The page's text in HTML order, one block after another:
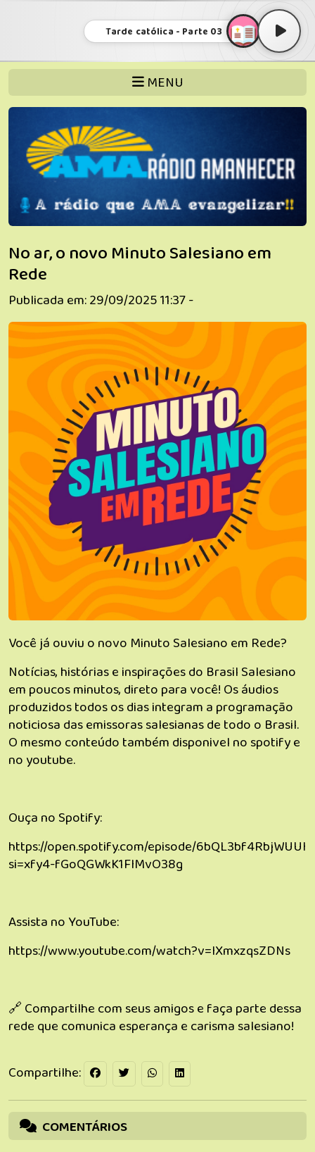
Tarde católica - Parte 03
MENU
No ar, o novo Minuto Salesiano em
Rede
Publicada em: 29/09/2025 11:37 -
Você já ouviu o novo Minuto Salesiano em Rede?
Notícias, histórias e inspirações do Brasil Salesiano
em poucos minutos, direto para você! Os áudios
produzidos todos os dias integram a programação
noticiosa das emissoras salesianas de todo o Brasil.
O mesmo conteúdo também disponivel no spotify e
no youtube.
Ouça no Spotify:
https://open.spotify.com/episode/
si=xfy4-fGoQGWkK1FIMvO38g
Assista no YouTube:
https://www.youtube.com/watch?v=IXmxzqsZDNs
🔗 Compartilhe com seus amigos e faça parte dessa
rede que comunica esperança e carisma salesiano!
Compartilhe:
COMENTÁRIOS